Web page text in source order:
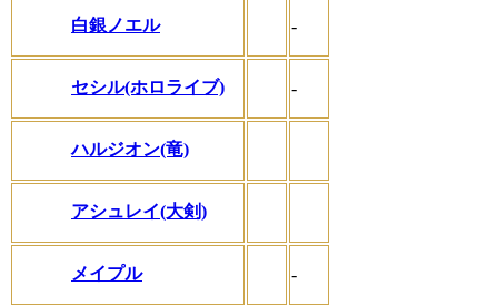
白銀ノエル -
セシル(ホロライブ) -
ハルジオン(竜)
アシュレイ(大剣)
メイプル -